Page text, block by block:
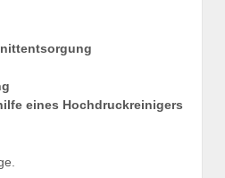
eines Hochdruckreinigers